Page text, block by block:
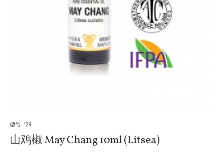
型号: 129
山鸡椒 May Chang 10ml (Litsea)